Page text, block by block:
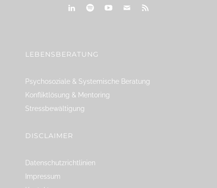
LEBENSBERATUNG
Psychosoziale & Systemische Beratung
Konfliktlösung & Mentoring
Stressbewältigung
DISCLAIMER
Datenschutzrichtlinien
Impressum